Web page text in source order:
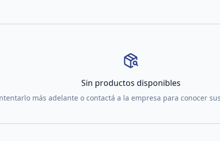
Sin productos disponibles
más adelante o contactá a la empresa para conocer